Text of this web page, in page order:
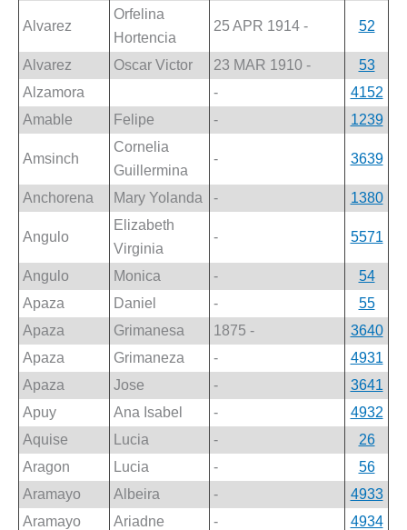
Alvarez
Orfelina
Hortencia
25 APR 1914 - 52
Alvarez Oscar Victor 23 MAR 1910 -
53
Alzamora
-
4152
Amable
Felipe - 1239
Amsinch
Cornelia
Guillermina
- 3639
Anchorena Mary Yolanda - 1380
Angulo
Elizabeth
Virginia
- 5571
Angulo Monica -
54
Apaza
Daniel -
55
Apaza
Grimanesa 1875 -
3640
Apaza
Grimaneza -
4931
Apaza
Jose -
3641
Apuy
Ana Isabel -
4932
Aquise
Lucia -
26
Aragon
Lucia -
56
Aramayo
Albeira -
4933
Aramayo
Ariadne -
4934